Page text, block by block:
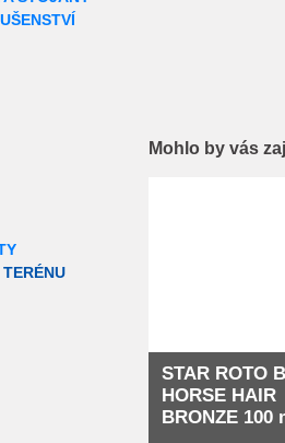
Mohlo by vás
STAR ROTO
HORSE HAIR
BRONZE 100